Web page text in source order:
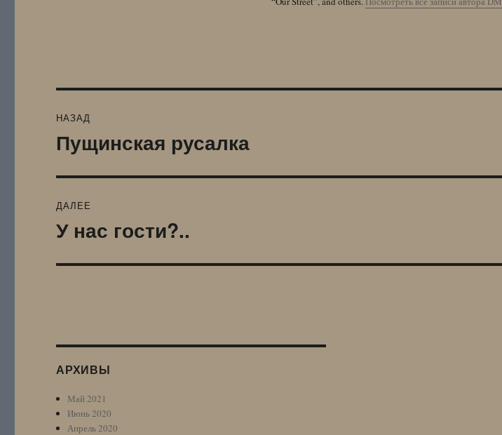
по
НАЗАД
Предыдущая
запись:
Пущинская русалка
ДАЛЕЕ
Следующая
У нас гости?..
АРХИВЫ
Май 2021
Июнь 2020
Апрель 2020